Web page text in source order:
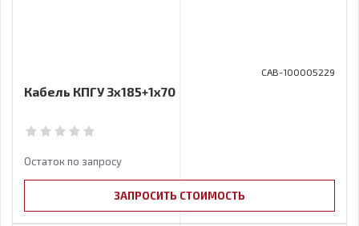
CAB-100005229
Кабель КПГУ 3х185+1х70
Остаток по запросу
ЗАПРОСИТЬ СТОИМОСТЬ